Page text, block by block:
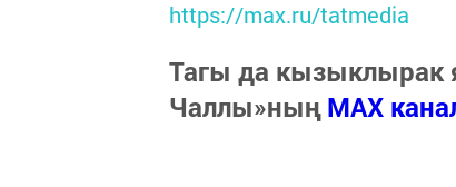
https://max.ru/tatmedia
Тагы да кызыклырак
Чаллы»ныңMAX